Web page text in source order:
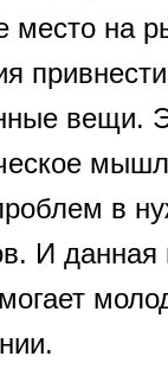
место на
вещи.
в
И данная